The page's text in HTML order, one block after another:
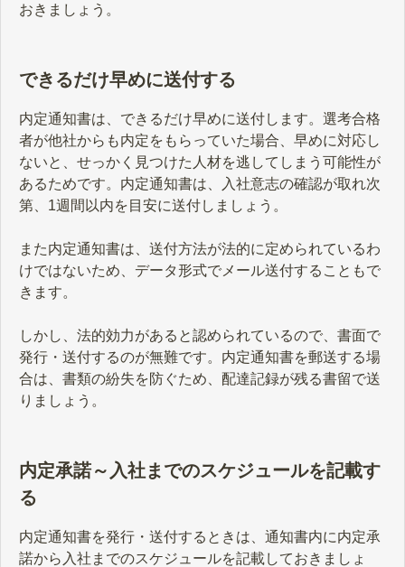
おきましょう。
できるだけ早めに送付する
内定通知書は、できるだけ早めに送付します。選考合格
者が他社からも内定をもらっていた場合、早めに対応し
ないと、せっかく見つけた人材を逃してしまう可能性が
あるためです。内定通知書は、入社意志の確認が取れ次
第、1週間以内を目安に送付しましょう。
また内定通知書は、送付方法が法的に定められているわ
けではないため、データ形式でメール送付することもで
きます。
しかし、法的効力があると認められているので、書面で
発行・送付するのが無難です。内定通知書を郵送する場
合は、書類の紛失を防ぐため、配達記録が残る書留で送
りましょう。
内定承諾～入社までのスケジュールを記載す
る
内定通知書を発行・送付するときは、通知書内に内定承
諾から入社までのスケジュールを記載しておきましょ